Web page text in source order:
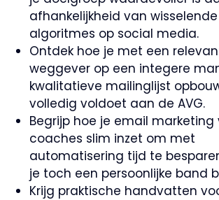
afhankelijkheid van wisselende
algoritmes op social media.
Ontdek hoe je met een
weggever op een integere
kwalitatieve mailinglijst
volledig voldoet aan de AVG.
Begrijp hoe je email marketing
coaches slim inzet om met
automatisering tijd te
je toch een persoonlijke band
Krijg praktische handvatten